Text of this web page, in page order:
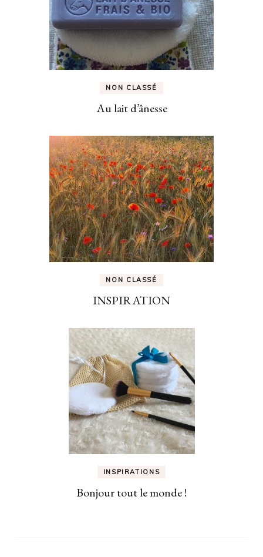
NON CLASSÉ
Au lait d’ânesse
NON CLASSÉ
INSPIRATION
INSPIRATIONS
Bonjour tout le monde !